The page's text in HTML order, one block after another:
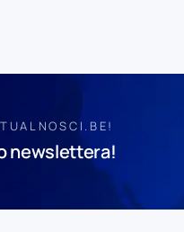
newslettera!